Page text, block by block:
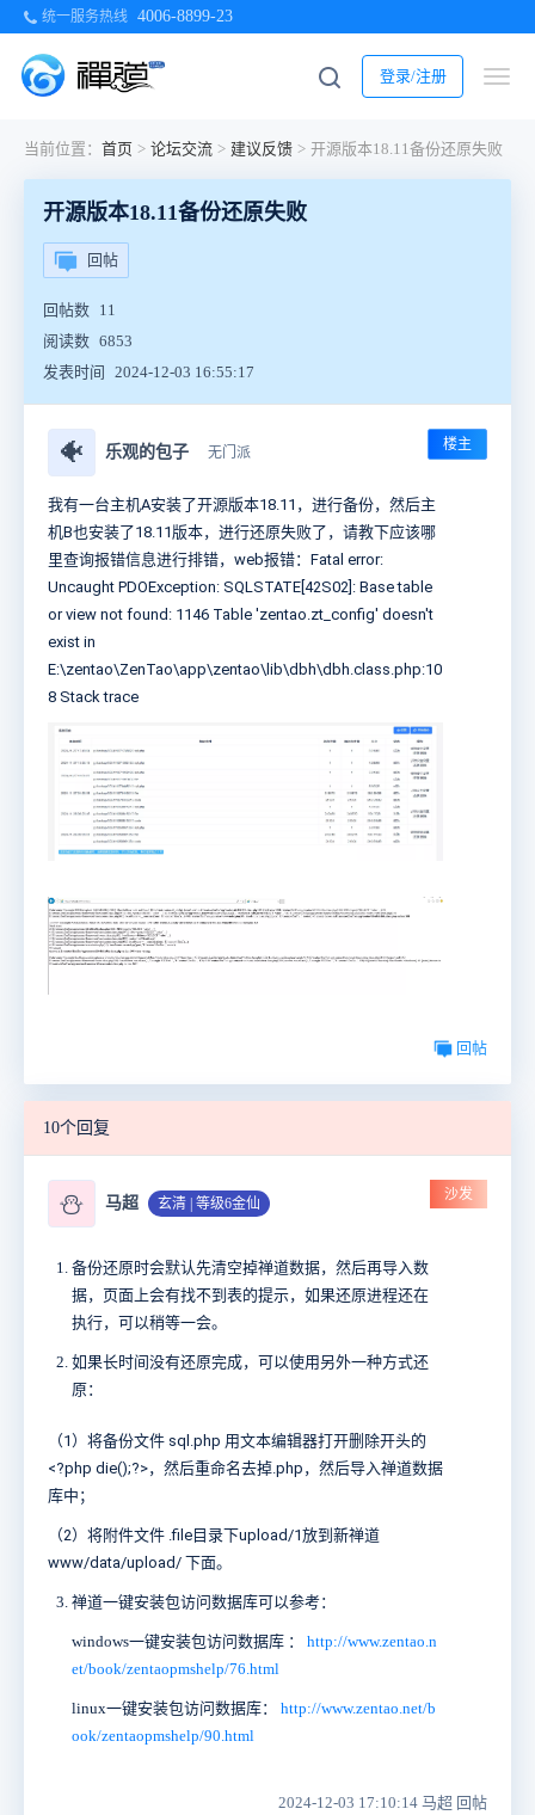
统一服务热线 4006-8899-23
登录/注册
当前位置： 首页 > 论坛交流 > 建议反馈 > 开源版本18.11备份还原失败
开源版本18.11备份还原失败
回帖
回帖数 11
阅读数 6853
发表时间
2024-12-03 16:55:17
🐠 乐观的包子 无门派 楼主
我有一台主机A安装了开源版本18.11，进行备份，然后主
机B也安装了18.11版本，进行还原失败了，请教下应该哪
里查询报错信息进行排错，web报错： Fatal error:
Uncaught PDOException: SQLSTATE[42S02]: Base table
or view not found: 1146 Table 'zentao.zt_config' doesn't
exist in
E:\zentao\ZenTao\app\zentao\lib\dbh\dbh.class.php:10
8 Stack trace
回帖
10个回复
⛄ 马超 玄清 | 等级6金仙
沙发
备份还原时会默认先清空掉禅道数据，然后再导入数
据，页面上会有找不到表的提示，如果还原进程还在
执行，可以稍等一会。
如果长时间没有还原完成，可以使用另外一种方式还
原：
（1）将备份文件 sql.php 用文本编辑器打开删除开头的
<?php die();?>，然后重命名去掉.php，然后导入禅道数据
库中；
（2） 将附件文件 .file目录下upload/1放到新禅道
www/data/upload/ 下面。
禅道一键安装包访问数据库可以参考：
windows一键安装包访问数据库 ： http://www.zentao.n
et/book/zentaopmshelp/76.html
linux一键安装包访问数据库： http://www.zentao.net/b
ook/zentaopmshelp/90.html
2024-12-03 17:10:14 马超 回帖